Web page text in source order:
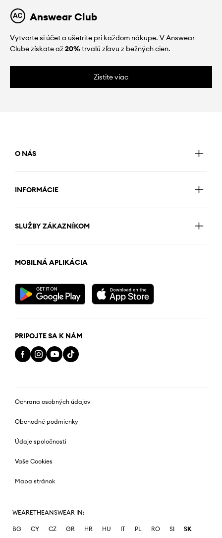
Answear Club
Vytvorte si účet a ušetrite pri každom nákupe. V Answear
Clube získate až20%trvalú zľavu z bežných cien.
Zistite viac
O NÁS
INFORMÁCIE
SLUŽBY ZÁKAZNÍKOM
MOBILNÁ APLIKÁCIA
PRIPOJTE SA K NÁM
Ochrana osobných údajov
Obchodné podmienky
Údaje spoločnosti
Vaše Cookies
Mapa stránok
WEARETHEANSWEAR IN:
BG CY CZ GR HR HU IT PL RO SI SK